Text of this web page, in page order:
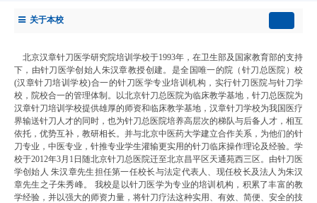
关于本校
北京汉章针刀医学研究院培训学校于1993年，在卫生部及国家教育部的支持
下，由针刀医学创始人朱汉章教授创建。是全国唯一的院（针刀总医院）校
(汉章针刀培训学校)合一的针刀医学专业培训机构，实行针刀医院与针刀学
校，院校合一的管理体制。 以北京针刀总医院为临床教学基地，针刀总医院为
汉章针刀培训学校提供雄厚的师资和临床教学基地，汉章针刀学校为我国医疗
界输送针刀人才的同时，也为针刀总医院培养高层次的梯队与后备人才，相互
依托，优势互补，教研相长。 并与北京中医药大学建立合作关系，为他们的针
刀专业，中医专业，针推专业学生灌输更实用的针刀临床操作理论及经验。学
校于2012年3月 1 日随北京针刀总医院迁至北京昌平区天通苑西三区。由针刀医
学创始人 朱汉章先生担任第一任校长与法定代表人、现任校长及法人为朱汉
章先生之子朱秀峰。
我校是以针刀医学为专业的培训机构，积累了丰富的教
学经验，并以强大的师资力量，将针刀疗法这种实用、有效、简便、安全的技